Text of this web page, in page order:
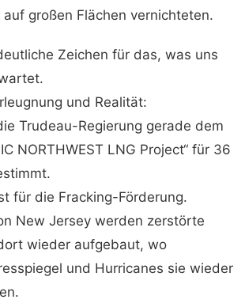
großen Flächen vernichteten.
Zeichen für das, was uns
und Realität:
Trudeau-Regierung gerade dem
NORTHWEST LNG Project“ für 36
für die Fracking-Förderung.
New Jersey werden zerstörte
wieder aufgebaut, wo
und Hurricanes sie wieder